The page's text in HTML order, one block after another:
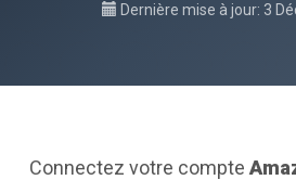
Dernière mise à jour: 3
Connectez votre compte